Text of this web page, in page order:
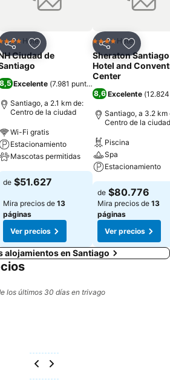
)
CompartirAgregar a favoritos
EstrellasHotel
Ciudad de
8,5 Excelente (7.981 puntuaciones
Santiago, a 2.1 km de:
Centro de la ciudad
Wi-Fi gratis
Estacionamiento
Mascotas permitidas
de $51.627
Mira precios de 13
páginas
Ver precios
CompartirAgregar
4 EstrellasHotel
Sheraton Santiago
Hotel and
Center
8,6 Excelente (
Santiago, a 3.2 km
Centro de la ciudad
Piscina
Spa
Estacionamiento
de $80.776
Mira precios de 13
páginas
Ver precios
alojamientos en Santiago
los últimos 30 días en trivago